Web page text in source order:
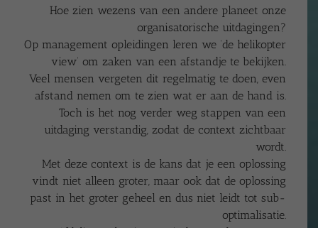
Hoe zien wezens van een andere planeet onze
organisatorische uitdagingen?
Op management opleidingen leren we ‘de helikopter
view’ om zaken van een afstandje te bekijken.
Veel mensen vergeten dit regelmatig te doen, even
afstand nemen om te zien wat er aan de hand is.
Toch is het nog verder weg stappen van een
uitdaging verstandig, zodat de context zichtbaar
wordt.
Met deze context is de kans dat je een oplossing
vindt niet alleen groter, maar ook dat de oplossing
past in het groter geheel en dus niet leidt tot sub-
optimalisatie.